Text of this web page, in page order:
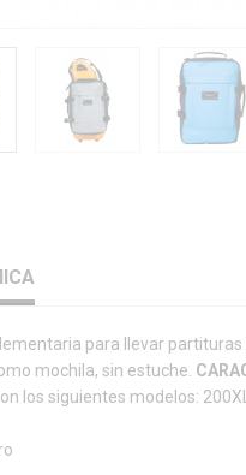
para llevar
mochila, sin estuche.
los siguientes modelos: